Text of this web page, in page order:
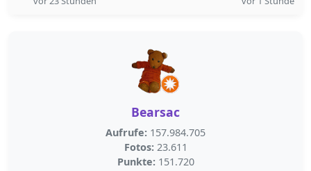
Bearsac
Aufrufe: 157.984.705
Fotos: 23.611
Punkte: 151.720